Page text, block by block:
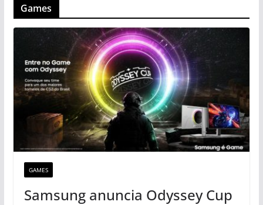
Games
GAMES
Samsung anuncia Odyssey Cup